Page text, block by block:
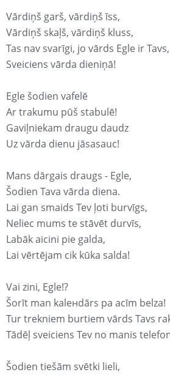
Vārdiņš garš, vārdiņš īss,
Vārdiņš skaļš, vārdiņš kluss,
Tas nav svarīgi, jo vārds Egle ir Tavs,
Sveiciens vārda dieniņā!
Egle šodien vafelē
Ar trakumu pūš stabulē!
Gaviļniekam draugu daudz
Uz vārda dienu jāsasauc!
Mans dārgais draugs - Egle,
Šodien Tava vārda diena.
Lai gan smaids Tev ļoti burvīgs,
Neliec mums te stāvēt durvīs,
Labāk aicini pie galda,
Lai vērtējam cik kūka salda!
Vai zini, Egle!?
Šorīt man kaleнdārs pa acīm belza!
Tur trekniem burtiem vārds Tavs
Tādēļ sveiciens Tev no manis
Šodien tiešām svētki lieli,